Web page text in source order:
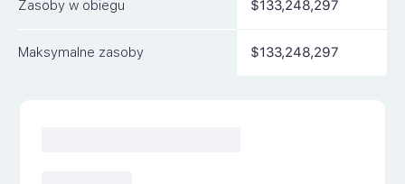
Zasoby w obiegu $133,248,297
Maksymalne zasoby $133,248,297